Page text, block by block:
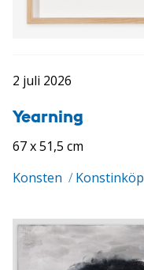
2 juli 2026
Yearning
67 x 51,5 cm
Konsten / Konstinköp